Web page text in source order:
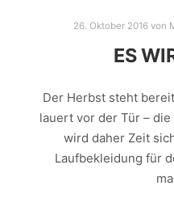
26. Oktober 2016 von
ES
Der Herbst steht
lauert vor der Tür –
wird daher Zeit
Laufbekleidung für